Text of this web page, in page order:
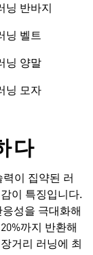
닝 반바지
닝 벨트
닝 양말
닝 모자
다​
이 집약된 러
이 특징입니다.
성을 극대화해
까지 반환해
거리 러닝에 최